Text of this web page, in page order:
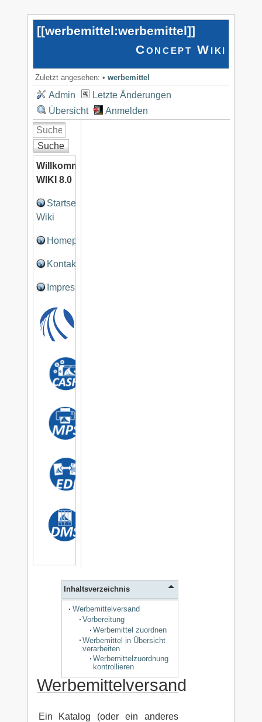
[[werbemittel:werbemittel]]
Concept Wiki
Zuletzt angesehen: • werbemittel
Admin
Letzte Änderungen
Übersicht
Anmelden
Suche
Willkommen
WIKI 8.0
Startseite
Wiki
Homepage
Kontakt
Impressum
Inhaltsverzeichnis
Werbemittelversand
Vorbereitung
Werbemittel zuordnen
Werbemittel in Übersicht
verarbeiten
Werbemittelzuordnung
kontrollieren
Werbemittelversand
Ein Katalog (oder ein anderes